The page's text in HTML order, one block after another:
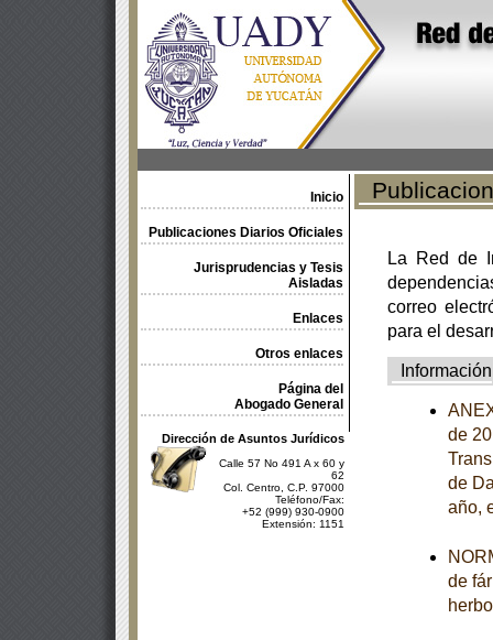
Inicio
Publicaciones Diarios Oficiales
Jurisprudencias y Tesis
Aisladas
Enlaces
Otros enlaces
Página del
Abogado General
Dirección de Asuntos Jurídicos
Calle 57 No 491 A x 60 y
62
Col. Centro, C.P. 97000
Teléfono/Fax:
+52 (999) 930-0900
Extensión: 1151
La Red de
correo
para el
Información
de
de
año,
de